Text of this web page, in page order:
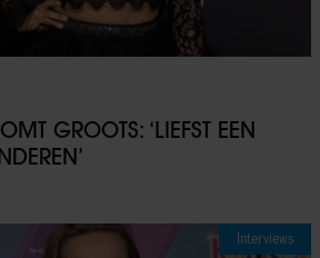
GROOTS: ‘LIEFST EEN
Interviews